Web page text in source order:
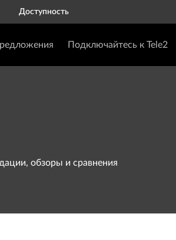
Доступность
Подключайтесь к Tele2
обзоры и сравнения